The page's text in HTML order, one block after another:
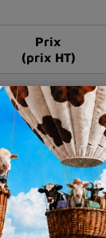
Prix
(prix HT)
1 658,30 €
1 658,30 €